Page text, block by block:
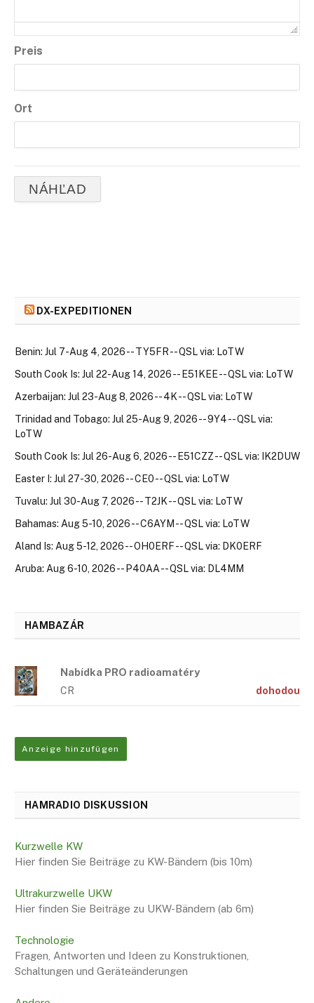
Preis
Ort
DX-EXPEDITIONEN
Benin: Jul 7-Aug 4, 2026 -- TY5FR -- QSL via: LoTW
South Cook Is: Jul 22-Aug 14, 2026 -- E51KEE -- QSL via: LoTW
Azerbaijan: Jul 23-Aug 8, 2026 -- 4K -- QSL via: LoTW
Trinidad and Tobago: Jul 25-Aug 9, 2026 -- 9Y4 -- QSL via:
LoTW
South Cook Is: Jul 26-Aug 6, 2026 -- E51CZZ -- QSL via: IK2DUW
Easter I: Jul 27-30, 2026 -- CE0 -- QSL via: LoTW
Tuvalu: Jul 30-Aug 7, 2026 -- T2JK -- QSL via: LoTW
Bahamas: Aug 5-10, 2026 -- C6AYM -- QSL via: LoTW
Aland Is: Aug 5-12, 2026 -- OH0ERF -- QSL via: DK0ERF
Aruba: Aug 6-10, 2026 -- P40AA -- QSL via: DL4MM
HAMBAZÁR
Nabídka PRO radioamatéry
CR dohodou
Anzeige hinzufügen
HAMRADIO DISKUSSION
Kurzwelle KW
Hier finden Sie Beiträge zu KW-Bändern (bis 10m)
Ultrakurzwelle UKW
Hier finden Sie Beiträge zu UKW-Bändern (ab 6m)
Technologie
Fragen, Antworten und Ideen zu Konstruktionen,
Schaltungen und Geräteänderungen